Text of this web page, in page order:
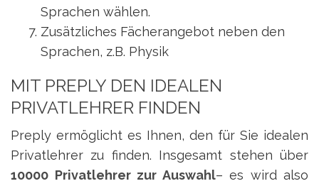
Sprachen wählen.
Zusätzliches Fächerangebot neben den
Sprachen, z.B. Physik
MIT PREPLY DEN IDEALEN
PRIVATLEHRER FINDEN
Preply ermöglicht es Ihnen, den für Sie idealen
Privatlehrer zu finden. Insgesamt stehen über
10000 Privatlehrer zur Auswahl– es wird also